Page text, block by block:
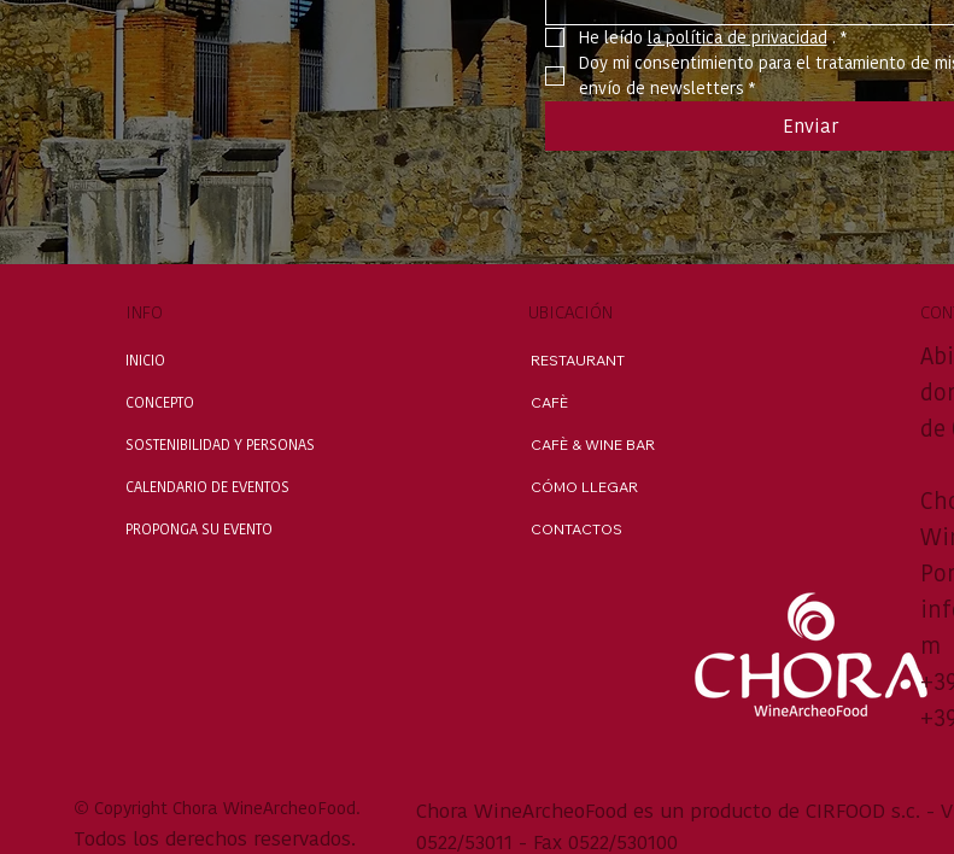
He leído la política de privacidad . *
Doy mi consentimiento para el tratamiento de
envío de newsletters *
Enviar
INFO
INICIO
CONCEPTO
SOSTENIBILIDAD Y PERSONAS
CALENDARIO DE EVENTOS
PROPONGA SU EVENTO
UBICACIÓN
RESTAURANT
CAFÈ
CAFÈ & WINE BAR
CÓMO LLEGAR
CONTACTOS
de
m
© Copyright Chora WineArcheoFood.
Todos los derechos reservados.
Chora WineArcheoFood es un producto de CIRFOOD s.c. -
0522/53011 - Fax 0522/530100